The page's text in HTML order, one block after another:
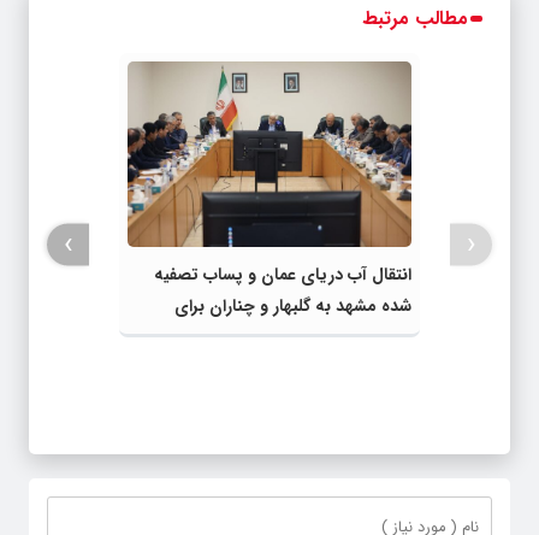
مطالب مرتبط
انتقال آب دریای عمان و پساب تصفیه
شده مشهد به گلبهار و چناران برای
مصارف صنعتی و کشاورزی | لزوم تسریع
‹
›